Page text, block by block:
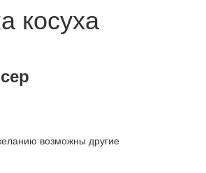
косуха
возможны другие